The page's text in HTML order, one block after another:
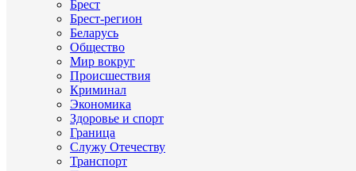
Брест
Брест-регион
Беларусь
Общество
Мир вокруг
Происшествия
Криминал
Экономика
Здоровье и спорт
Граница
Служу Отечеству
Транспорт